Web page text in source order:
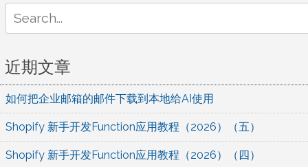
for:
近期文章
如何把企业邮箱的邮件下载到本地给AI使用
Shopify 新手开发Function应用教程（2026）（五）
Shopify 新手开发Function应用教程（2026）（四）